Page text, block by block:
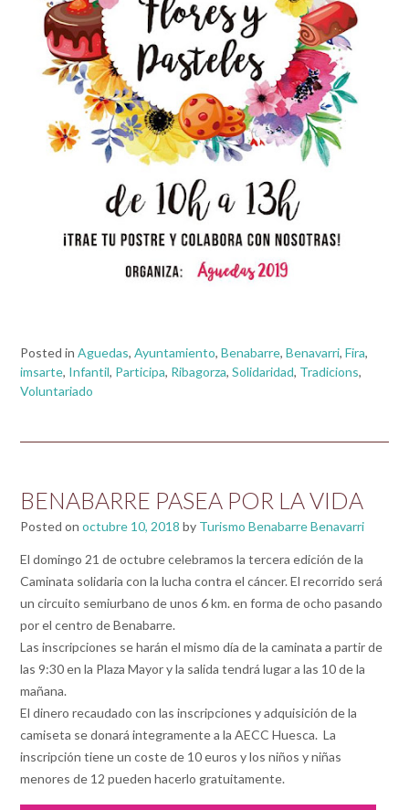
Posted in Aguedas, Ayuntamiento, Benabarre, Benavarri, Fira,
imsarte, Infantil, Participa, Ribagorza, Solidaridad, Tradicions,
Voluntariado
BENABARRE PASEA POR LA VIDA
Posted on octubre 10, 2018 by Turismo Benabarre Benavarri
El domingo 21 de octubre celebramos la tercera edición de la
Caminata solidaria con la lucha contra el cáncer. El recorrido será
un circuito semiurbano de unos 6 km. en forma de ocho pasando
por el centro de Benabarre.
Las inscripciones se harán el mismo día de la caminata a partir de
las 9:30 en la Plaza Mayor y la salida tendrá lugar a las 10 de la
mañana.
El dinero recaudado con las inscripciones y adquisición de la
camiseta se donará integramente a la AECC Huesca. La
inscripción tiene un coste de 10 euros y los niños y niñas
menores de 12 pueden hacerlo gratuitamente.